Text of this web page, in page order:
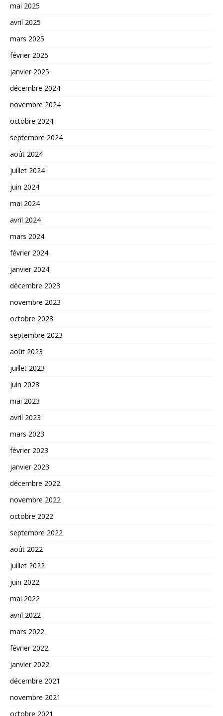
mai 2025
avril 2025
mars 2025
février 2025
janvier 2025
décembre 2024
novembre 2024
octobre 2024
septembre 2024
août 2024
juillet 2024
juin 2024
mai 2024
avril 2024
mars 2024
février 2024
janvier 2024
décembre 2023
novembre 2023
octobre 2023
septembre 2023
août 2023
juillet 2023
juin 2023
mai 2023
avril 2023
mars 2023
février 2023
janvier 2023
décembre 2022
novembre 2022
octobre 2022
septembre 2022
août 2022
juillet 2022
juin 2022
mai 2022
avril 2022
mars 2022
février 2022
janvier 2022
décembre 2021
novembre 2021
octobre 2021